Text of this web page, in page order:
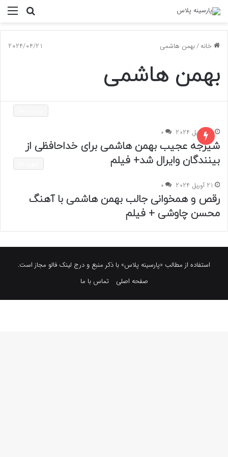
جستجو
خانه/بهمن هاشمی 2024/04/21
بهمن هاشمی
21 آوریل 2024 0
شیرجه عجیب بهمن هاشمی برای خداحافظی از
بینندگان وایرال شد+ فیلم
21 آوریل 2024 0
رقص و همخوانی جالب بهمن هاشمی با آهنگ
محسن چاوشی + فیلم
استفاده از مطالب «پارسینه پلاس» با ذکر منبع و درج لینک فالو مجاز است.
صفحه اصلی
تماس با ما